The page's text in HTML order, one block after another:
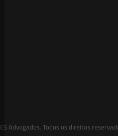
Advogados. Todos os direitos